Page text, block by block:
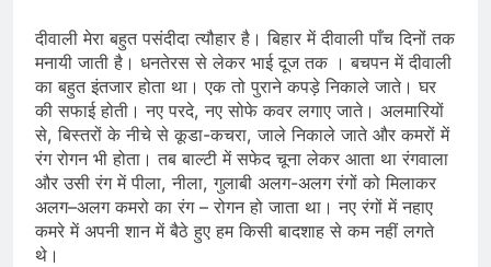
दीवाली मेरा बहुत पसंदीदा त्यौहार है। बिहार में दीवाली पाँच दिनों तक
मनायी जाती है। धनतेरस से लेकर भाई दूज तक । बचपन में दीवाली
का बहुत इंतजार होता था। एक तो पुराने कपड़े निकाले जाते। घर
की सफाई होती। नए परदे, नए सोफे कवर लगाए जाते। अलमारियों
से, बिस्तरों के नीचे से कूडा-कचरा, जाले निकाले जाते और कमरों में
रंग रोगन भी होता। तब बाल्टी में सफेद चूना लेकर आता था रंगवाला
और उसी रंग में पीला, नीला, गुलाबी अलग-अलग रंगों को मिलाकर
अलग–अलग कमरो का रंग – रोगन हो जाता था। नए रंगों में नहाए
कमरे में अपनी शान में बैठे हुए हम किसी बादशाह से कम नहीं लगते
थे।